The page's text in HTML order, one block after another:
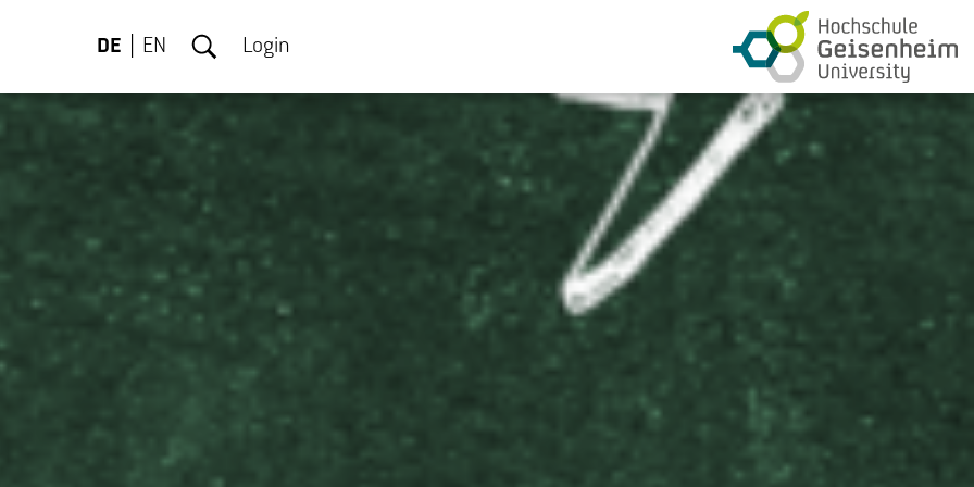
DE EN Login